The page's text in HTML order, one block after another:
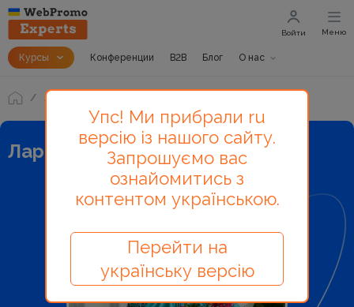
Курсы Конференции B2B Блог О нас
Войти Меню
Лекторы и авторы
Лариса Боден - лектор
Упс! Ми прибрали ru
версію із нашого сайту.
Запрошуємо вас
ознайомитись з
контентом українською.
Перейти на
українську версію